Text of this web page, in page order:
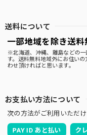
送料について
一部地域を除き送料
※北海道、沖縄、離島などの一
す。送料無料地域外にお住い
わせ頂ければと思います。
お支払い方法について
次の方法がご利用いただけ
PAY ID あと払い ク